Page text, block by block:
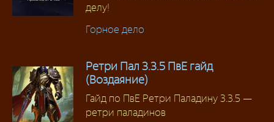
делу!
Горное дело
Ретри Пал 3.3.5 ПвЕ гайд
(Воздаяние)
Гайд по ПвЕ Ретри Паладину 3.3.5 —
ретри паладинов